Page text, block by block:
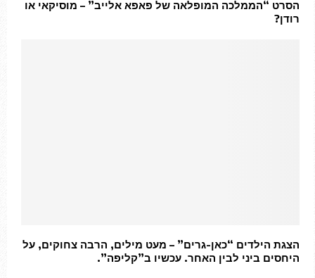
הסרט “הממלכה המופלאה של פאפא אלייב” – מוסיקאי או
רודן?
הצגת הילדים “כאן-גרים” – מעט מילים, הרבה צחוקים, על
היחסים ביני לבין האחר. עכשיו ב”קליפה”.